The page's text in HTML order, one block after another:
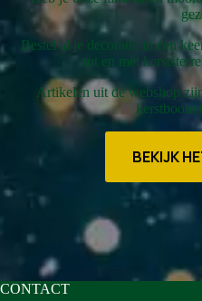
Bestel al je decoratie in éen
tot en met
Artikelen uit de webshop
kerstboom
BEKIJK
CONTACT